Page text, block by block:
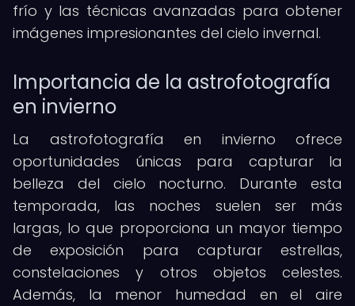
frío y las técnicas avanzadas para obtener
imágenes impresionantes del cielo invernal.
Importancia de la astrofotografía
en invierno
La astrofotografía en invierno ofrece
oportunidades únicas para capturar la
belleza del cielo nocturno. Durante esta
temporada, las noches suelen ser más
largas, lo que proporciona un mayor tiempo
de exposición para capturar estrellas,
constelaciones y otros objetos celestes.
Además, la menor humedad en el aire